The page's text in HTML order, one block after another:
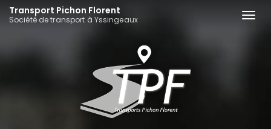
Aller
au
principal
Transport Pichon Florent
Société de transport à Yssingeaux